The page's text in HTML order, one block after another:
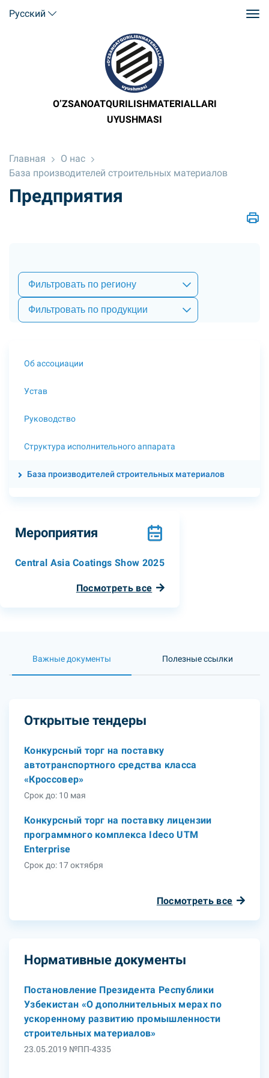
Русский
O’ZSANOATQURILISHMATERIALLARI
UYUSHMASI
Главная
О нас
База производителей строительных материалов
Предприятия
Фильтровать по региону
Фильтровать по продукции
Об ассоциации
Устав
Руководство
Структура исполнительного аппарата
База производителей строительных материалов
Мероприятия
Central Asia Coatings Show 2025
Посмотреть все
Важные документы Полезные ссылки
Открытые тендеры
Конкурсный торг на поставку
автотранспортного средства класса
«Кроссовер»
Срок до: 10 мая
Конкурсный торг на поставку лицензии
программного комплекса Ideco UTM
Enterprise
Срок до: 17 октября
Посмотреть все
Нормативные документы
Постановление Президента Республики
Узбекистан «О дополнительных мерах по
ускоренному развитию промышленности
строительных материалов»
23.05.2019 №ПП-4335